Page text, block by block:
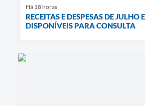
Há 18 horas
RECEITAS E DESPESAS DE JULHO
DISPONÍVEIS PARA CONSULTA